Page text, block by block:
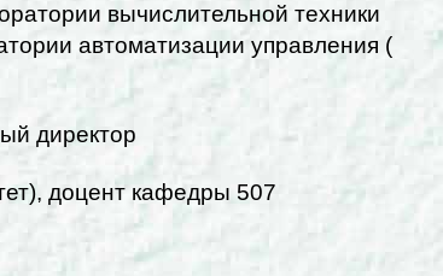
вычислительной техники
автоматизации управления (
директор
доцент кафедры 507